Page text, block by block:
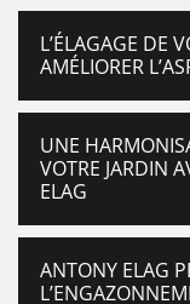
L’ÉLAGAGE DE
AMÉLIORER
UNE
VOTRE JARDIN
ELAG
ANTONY ELAG